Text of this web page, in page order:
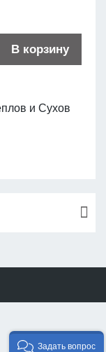
В корзину
и Сухов
Задать вопрос